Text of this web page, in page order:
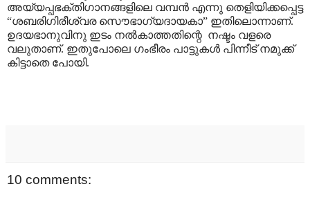
അയ്യപ്പഭക്തിഗാനങ്ങളിലെ വമ്പൻ എന്നു തെളിയിക്കപ്പെട്ട
“ശബരിഗിരീശ്വര സൌഭാഗ്യദായകാ” ഇതിലൊന്നാണ്.
ഉദയഭാനുവിനു ഇടം നൽകാത്തതിന്റെ നഷ്ടം വളരെ
വലുതാണ്. ഇതുപോലെ ഗംഭീരം പാട്ടുകൾ പിന്നീട് നമുക്ക്
കിട്ടാതെ പോയി.
10 comments: